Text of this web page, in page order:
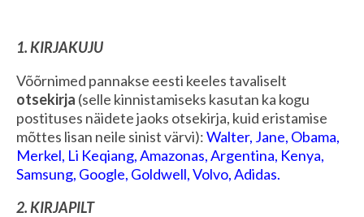
1. KIRJAKUJU
Võõrnimed pannakse eesti keeles tavaliselt
otsekirja (selle kinnistamiseks kasutan ka kogu
postituses näidete jaoks otsekirja, kuid eristamise
mõttes lisan neile sinist värvi):Walter, Jane, Obama,
Merkel, Li Keqiang, Amazonas, Argentina, Kenya,
Samsung, Google, Goldwell, Volvo, Adidas.
2. KIRJAPILT